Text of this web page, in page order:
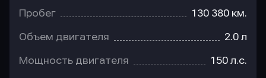
Пробег 130 380 км.
Объем двигателя 2.0 л
Мощность двигателя 150 л.с.